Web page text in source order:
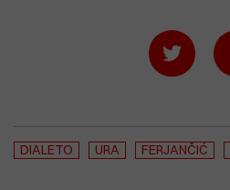
DIALETO URA FERJANČIĆ